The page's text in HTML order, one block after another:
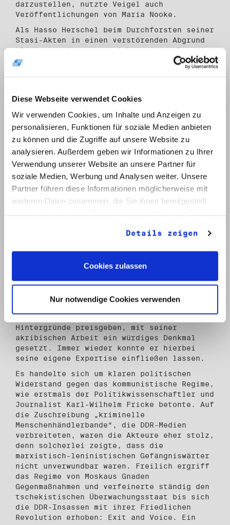
Diese Webseite verwendet Cookies
Wir verwenden Cookies, um Inhalte und Anzeigen zu
personalisieren, Funktionen für soziale Medien anbieten
zu können und die Zugriffe auf unsere Website zu
analysieren. Außerdem geben wir Informationen zu Ihrer
Verwendung unserer Website an unsere Partner für
soziale Medien, Werbung und Analysen weiter. Unsere
Partner führen diese Informationen möglicherweise mit
weiteren Daten zusammen, die Sie ihnen bereitgestellt
Details zeigen
Cookies zulassen
Nur notwendige Cookies verwenden
darzustellen, nutzte Veigel auch
Veröffentlichungen von Maria Nooke.
Als Hasso Herschel beim Durchforsten seiner
Stasi-Akten in einen verstörenden Abgrund
blickte, weigerte er sich, weiterzulesen.
Sogar Verwandte, die auf Westbesuch kamen,
hatten ihn bespitzelt. Burkhart Veigel
Eine angemessene Würdigung
Beschrieben werden im Buch desweiteren die
Bundesverdienstkreuzträger Joachim Neumann
(beide waren selbst geflohen), von John
Ireland und Rudolf von Oertzen, der 1962 in
Ostberlin verhaftet wurde. Erwähnung finden
weitere Fluchthelfer wie Wolfgang Fuchs,
Reinhard Furrer.
Kurierdienste übernahmen, Pässe
Fluchtfahrzeuge steuerten. Spannend sind
Hafterfahrungen (Thieme, Herschel und von
Oertzen) verdeutlichen die kommunistische
Fluchthelfern, die erhellende Anekdoten und
Hintergründe preisgeben, mit seiner
akribischen Arbeit ein würdiges Denkmal
gesetzt. Immer wieder konnte er hierbei
seine eigene Expertise einfließen lassen.
Es handelte sich um klaren politischen
Widerstand gegen das kommunistische Regime,
wie erstmals der Politikwissenschaftler und
Journalist Karl-Wilhelm Fricke betonte. Auf
die Zuschreibung „kriminelle
Menschenhändlerbande“, die DDR-Medien
verbreiteten, waren die Akteure eher stolz,
denn solcherlei zeigte, dass die
marxistisch-leninistischen Gefängniswärter
nicht unverwundbar waren. Freilich ergriff
das Regime von Moskaus Gnaden
Gegenmaßnahmen und verfeinerte ständig den
tschekistischen Überwachungsstaat bis sich
die DDR-Insassen mit ihrer Friedlichen
Revolution erhoben: Exit and Voice. Ein